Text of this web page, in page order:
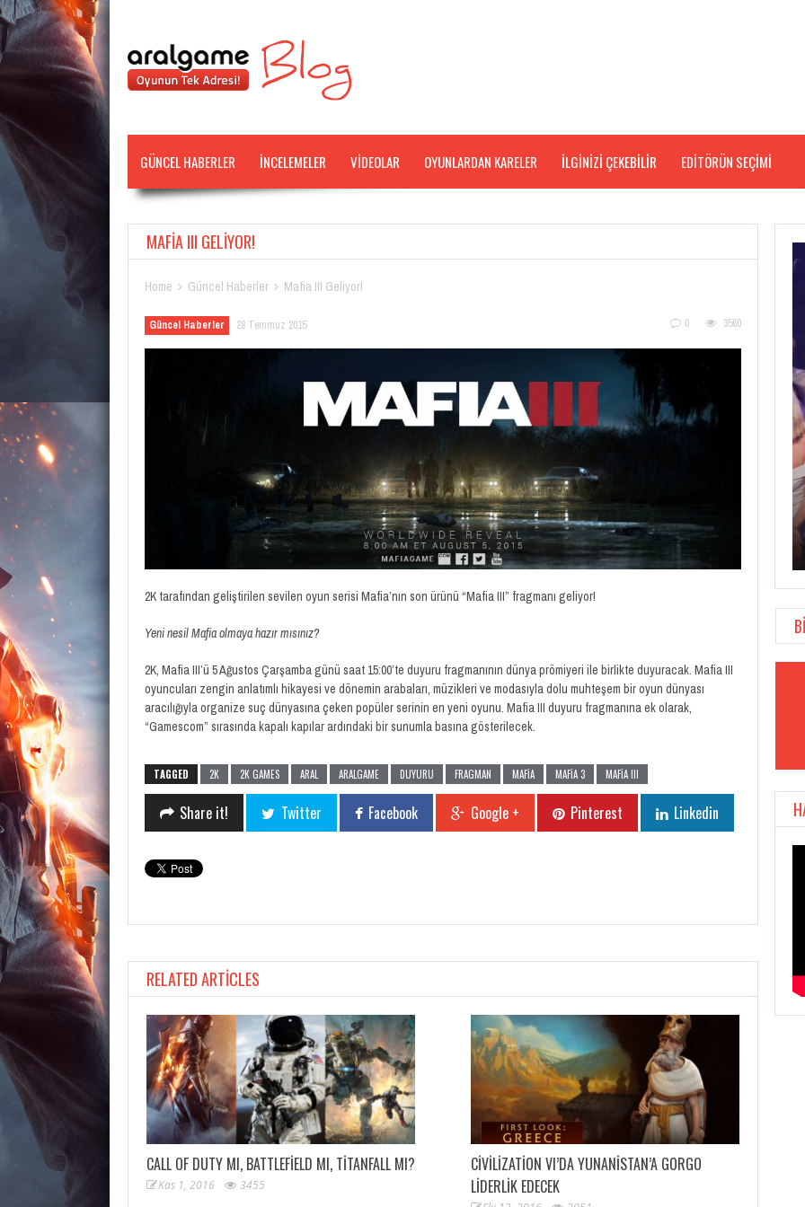
GÜNCEL HABERLER İNCELEMELER VİDEOLAR OYUNLARDAN KARELER İLGİNİZİ ÇEKEBİLİR EDITÖRÜN SEÇIMI
MAFIA III GELIYOR!
Home  Güncel Haberler  Mafia III Geliyor!
Güncel Haberler 28 Temmuz 2015 0 3560
2K tarafından geliştirilen sevilen oyun serisi Mafia’nın son ürünü “Mafia III” fragmanı geliyor!
Yeni nesil Mafia olmaya hazır mısınız?
2K, Mafia III’ü 5 Ağustos Çarşamba günü saat 15:00’te duyuru fragmanının dünya prömiyeri ile birlikte duyuracak. Mafia III
oyuncuları zengin anlatımlı hikayesi ve dönemin arabaları, müzikleri ve modasıyla dolu muhteşem bir oyun dünyası
aracılığıyla organize suç dünyasına çeken popüler serinin en yeni oyunu. Mafia III duyuru fragmanına ek olarak,
“Gamescom” sırasında kapalı kapılar ardındaki bir sunumla basına gösterilecek.
TAGGED 2K 2K GAMES ARAL ARALGAME DUYURU FRAGMAN MAFIA MAFIA 3 MAFIA III
Share it! Twitter Facebook Google + Pinterest Linkedin
RELATED ARTICLES
CALL OF DUTY MI, BATTLEFIELD MI, TITANFALL MI?
Kas 1, 2016 3455
CIVILIZATION VI’DA YUNANISTAN’A GORGO
LIDERLIK EDECEK
OVERWATCH ANNIVERSARY KUTLAMALARI 22
MAYIS’TA…